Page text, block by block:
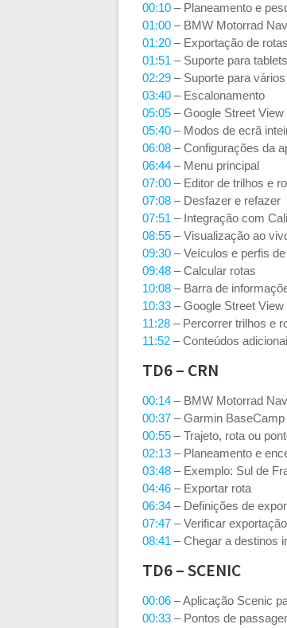
00:10 – Planeamento e
01:00 – BMW Motorrad
01:20 – Exportação de rotas
01:51 – Suporte para tablets
02:29 – Suporte para
03:40 – Escalonamento
05:05 – Google Street View
05:40 – Modos de ecrã
06:08 – Configurações da
06:44 – Menu principal
07:00 – Editor de trilhos e
07:08 – Desfazer e refazer
07:51 – Integração com
08:55 – Visualização ao
09:30 – Veículos e perfis
09:48 – Calcular rotas
10:08 – Barra de
10:33 – Google Street View
11:28 – Percorrer trilhos e
11:52 – Conteúdos
TD6 – CRN
00:14 – BMW Motorrad
00:37 – Garmin BaseCamp
00:55 – Trajeto, rota ou
02:13 – Planeamento e
03:48 – Exemplo: Sul de
04:46 – Exportar rota
06:34 – Definições de
07:47 – Verificar exportação
08:41 – Chegar a destinos
TD6 – SCENIC
00:06 – Aplicação Scenic
00:33 – Pontos de